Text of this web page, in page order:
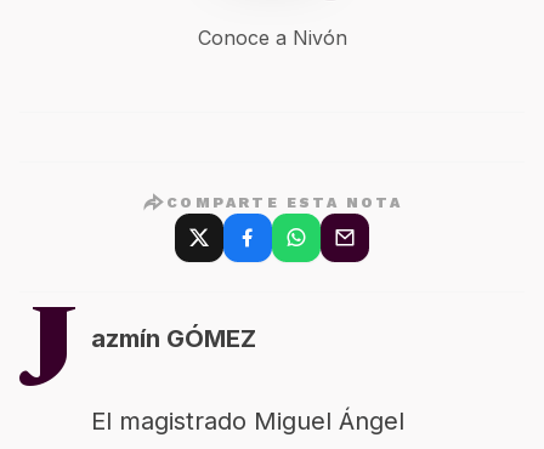
Conoce a Nivón
COMPARTE ESTA NOTA
J azmín GÓMEZ
El magistrado Miguel Ángel